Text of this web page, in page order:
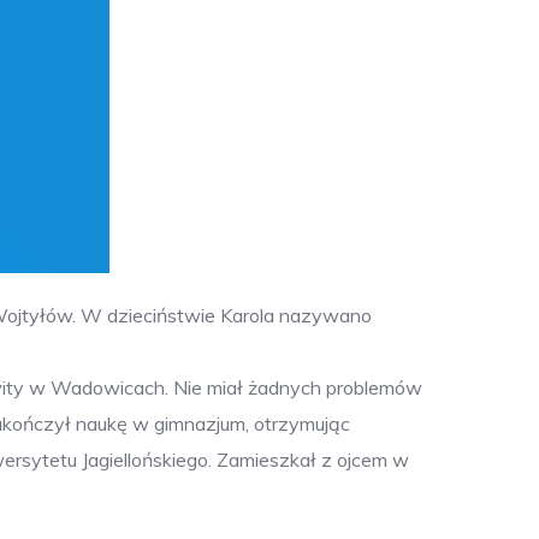
W dzieciństwie Karola nazywano
w Wadowicach. Nie miał żadnych problemów
naukę w gimnazjum, otrzymując
Jagiellońskiego. Zamieszkał z ojcem w